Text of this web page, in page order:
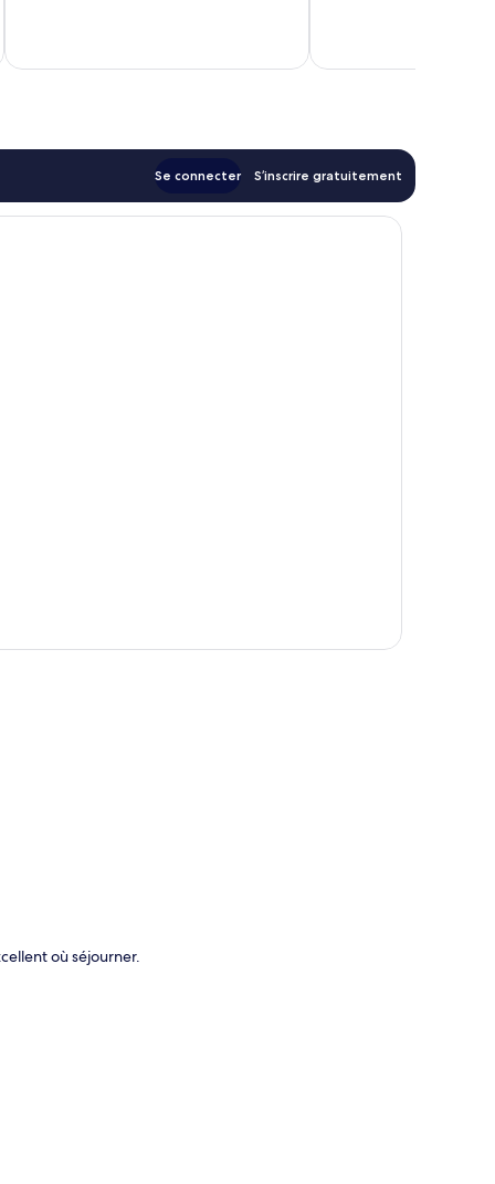
Se connecter S’inscrire gratuitement
où séjourner.